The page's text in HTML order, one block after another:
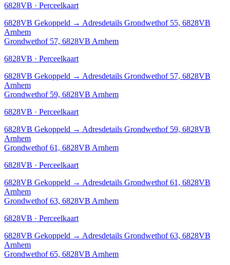
6828VB · Perceelkaart
6828VB Gekoppeld → Adresdetails Grondwethof 55, 6828VB
Arnhem
Grondwethof 57, 6828VB Arnhem
6828VB · Perceelkaart
6828VB Gekoppeld → Adresdetails Grondwethof 57, 6828VB
Arnhem
Grondwethof 59, 6828VB Arnhem
6828VB · Perceelkaart
6828VB Gekoppeld → Adresdetails Grondwethof 59, 6828VB
Arnhem
Grondwethof 61, 6828VB Arnhem
6828VB · Perceelkaart
6828VB Gekoppeld → Adresdetails Grondwethof 61, 6828VB
Arnhem
Grondwethof 63, 6828VB Arnhem
6828VB · Perceelkaart
6828VB Gekoppeld → Adresdetails Grondwethof 63, 6828VB
Arnhem
Grondwethof 65, 6828VB Arnhem